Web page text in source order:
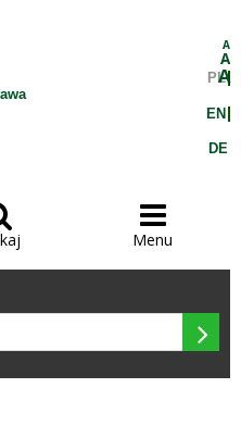
A
A
A
PL
EN
DE

Menu
